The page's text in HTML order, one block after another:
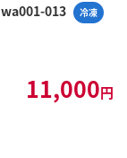
wa001-013 冷凍
11,000円